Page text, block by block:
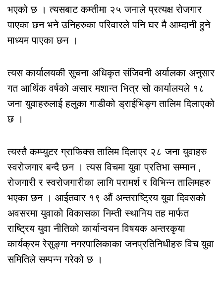
भएको छ । त्यसबाट कम्तीमा २५ जनाले प्रत्यक्ष रोजगार
पाएका छन भने उनिहरुका परिवारले पनि घर मै आम्दानी हुने
माध्यम पाएका छन ।
त्यस कार्यालयकी सुचना अधिकृत संजिवनी अर्यालका अनुसार
गत आर्थिक वर्षको असार मशान्त भित्र सो कार्यालयले १८
जना युवाहरुलाई हलुका गाडीको ड्राईभिङ्ग तालिम दिलाएको
छ ।
त्यस्तै कम्प्युटर ग्राफिक्स तालिम दिलाएर २८ जना युवाहरु
स्वरोजगार बन्दै छन । त्यस विचमा युवा प्रतिभा सम्मान ,
रोजगारी र स्वरोजगारीका लागि परामर्श र विभिन्न तालिमहरु
भएका छन । आईतवार १९ औं अन्तराष्ट्रिय युवा दिवसको
अवसरमा युवाको विकासका निम्ती स्थानिय तह मार्फत
राष्ट्रिय युवा नीतिको कार्यान्वयन विषयक अन्तरकृया
कार्यक्रम रेसुङ्गा नगरपालिकाका जनप्रतिनिधीहरु विच युवा
समितिले सम्पन्न गरेको छ ।